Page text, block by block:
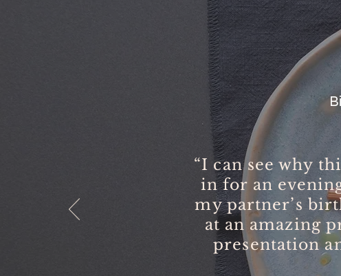
“I can see why
in for an
my partner’s
at an amazing
presentation